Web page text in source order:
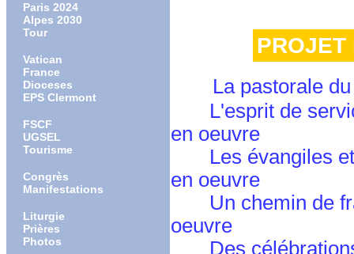
Paris 2024
Alpes 2030
Tour
Vatican
France
Dioceses
EPS Clermont
FSCF
UGSEL
Tourisme
Congrès
Manifestations
Liturgie
Prières
Photos
PROJET
La pastorale
L'esprit de
en oeuvre
Les évangiles
en oeuvre
Un chemin de
oeuvre
Des